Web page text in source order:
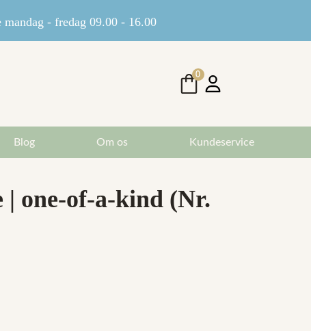
- fredag 09.00 - 16.00
0
Blog Om os Kundeservice
one-of-a-kind (Nr.